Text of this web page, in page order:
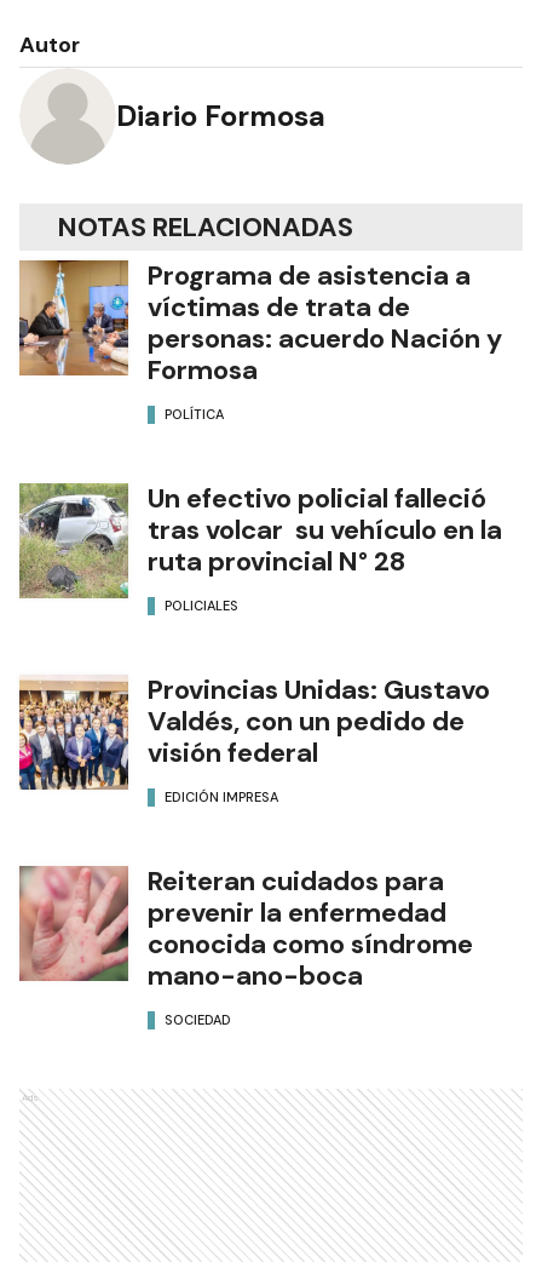
Autor
Diario Formosa
NOTAS RELACIONADAS
Programa de asistencia a
víctimas de trata de
personas: acuerdo Nación y
Formosa
POLÍTICA
Un efectivo policial falleció
tras volcar su vehículo en la
ruta provincial N° 28
POLICIALES
Provincias Unidas: Gustavo
Valdés, con un pedido de
visión federal
EDICIÓN IMPRESA
Reiteran cuidados para
prevenir la enfermedad
conocida como síndrome
mano-ano-boca
SOCIEDAD
Ads